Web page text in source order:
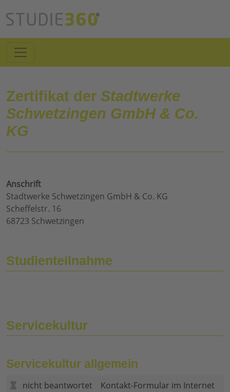
Zertifikat der Stadtwerke
Schwetzingen GmbH & Co.
KG
Anschrift
Stadtwerke Schwetzingen GmbH & Co. KG
Scheffelstr. 16
68723 Schwetzingen
Studienteilnahme
Servicekultur
Servicekultur allgemein
nicht beantwortet
Kontakt-Formular im Internet